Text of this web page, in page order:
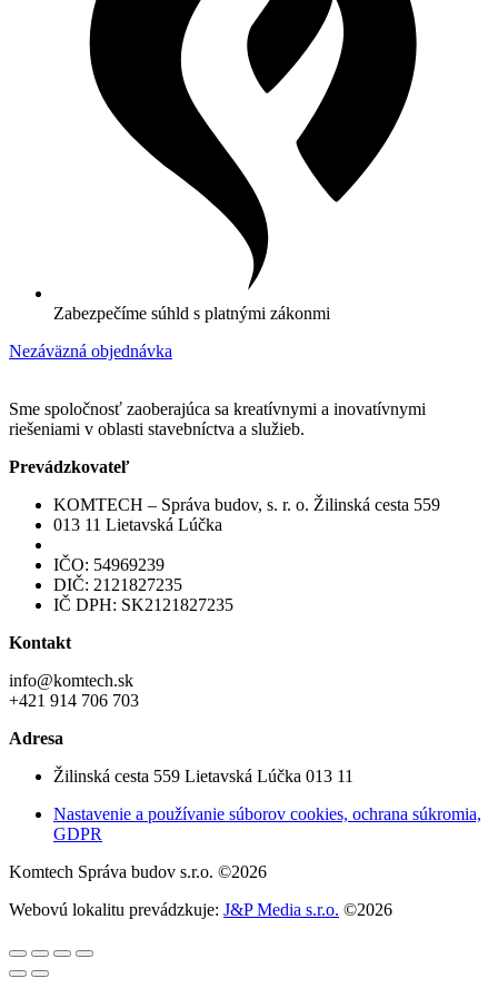
Zabezpečíme súhld s platnými zákonmi
Nezáväzná objednávka
Sme spoločnosť zaoberajúca sa kreatívnymi a inovatívnymi
riešeniami v oblasti stavebníctva a služieb.
Prevádzkovateľ
KOMTECH – Správa budov, s. r. o. Žilinská cesta 559
013 11 Lietavská Lúčka
IČO: 54969239
DIČ: 2121827235
IČ DPH: SK2121827235
Kontakt
info@komtech.sk
+421 914 706 703
Adresa
Žilinská cesta 559 Lietavská Lúčka 013 11
Nastavenie a používanie súborov cookies, ochrana súkromia,
GDPR
Komtech Správa budov s.r.o. ©2026
Webovú lokalitu prevádzkuje: J&P Media s.r.o. ©2026